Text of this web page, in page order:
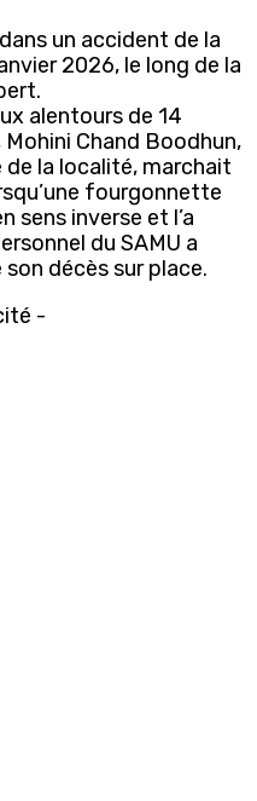
un accident de la
2026, le long de la
alentours de 14
Chand Boodhun,
la localité, marchait
fourgonnette
sens inverse et l’a
du SAMU a
décès sur place.
-